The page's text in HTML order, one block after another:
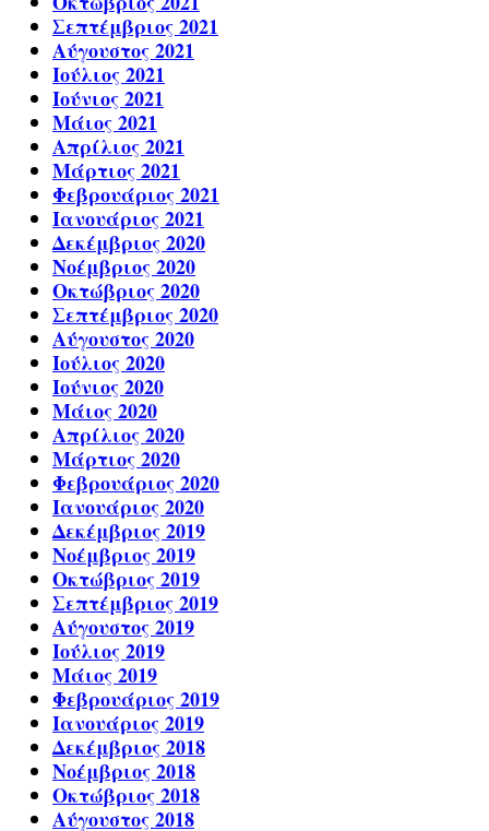
Σεπτέμβριος 2021
Αύγουστος 2021
Ιούλιος 2021
Ιούνιος 2021
Μάιος 2021
Απρίλιος 2021
Μάρτιος 2021
Φεβρουάριος 2021
Ιανουάριος 2021
Δεκέμβριος 2020
Νοέμβριος 2020
Οκτώβριος 2020
Σεπτέμβριος 2020
Αύγουστος 2020
Ιούλιος 2020
Ιούνιος 2020
Μάιος 2020
Απρίλιος 2020
Μάρτιος 2020
Φεβρουάριος 2020
Ιανουάριος 2020
Δεκέμβριος 2019
Νοέμβριος 2019
Οκτώβριος 2019
Σεπτέμβριος 2019
Αύγουστος 2019
Ιούλιος 2019
Μάιος 2019
Φεβρουάριος 2019
Ιανουάριος 2019
Δεκέμβριος 2018
Νοέμβριος 2018
Οκτώβριος 2018
Αύγουστος 2018